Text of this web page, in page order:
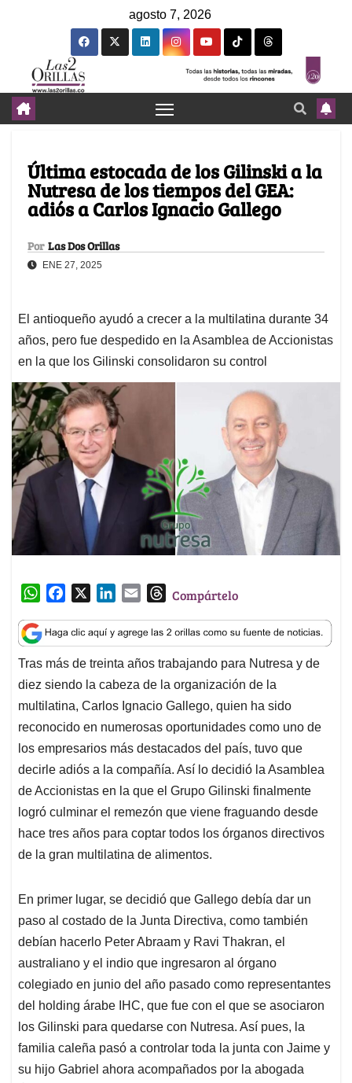
agosto 7, 2026
Última estocada de los Gilinski a la
Nutresa de los tiempos del GEA:
adiós a Carlos Ignacio Gallego
Por Las Dos Orillas
ENE 27, 2025
El antioqueño ayudó a crecer a la multilatina durante 34
años, pero fue despedido en la Asamblea de Accionistas
en la que los Gilinski consolidaron su control
W
a
t
s
A
p
p
c
e
b
o
o
k
n
k
e
d
I
n
a
i
l
T
r
e
a
d
s
Compártelo
Tras más de treinta años trabajando para Nutresa y de
diez siendo la cabeza de la organización de la
multilatina, Carlos Ignacio Gallego, quien ha sido
reconocido en numerosas oportunidades como uno de
los empresarios más destacados del país, tuvo que
decirle adiós a la compañía. Así lo decidió la Asamblea
de Accionistas en la que el Grupo Gilinski finalmente
logró culminar el remezón que viene fraguando desde
hace tres años para coptar todos los órganos directivos
de la gran multilatina de alimentos.
En primer lugar, se decidió que Gallego debía dar un
paso al costado de la Junta Directiva, como también
debían hacerlo Peter Abraam y Ravi Thakran, el
australiano y el indio que ingresaron al órgano
colegiado en junio del año pasado como representantes
del holding árabe IHC, que fue con el que se asociaron
los Gilinski para quedarse con Nutresa. Así pues, la
familia caleña pasó a controlar toda la junta con Jaime y
su hijo Gabriel ahora acompañados por la abogada